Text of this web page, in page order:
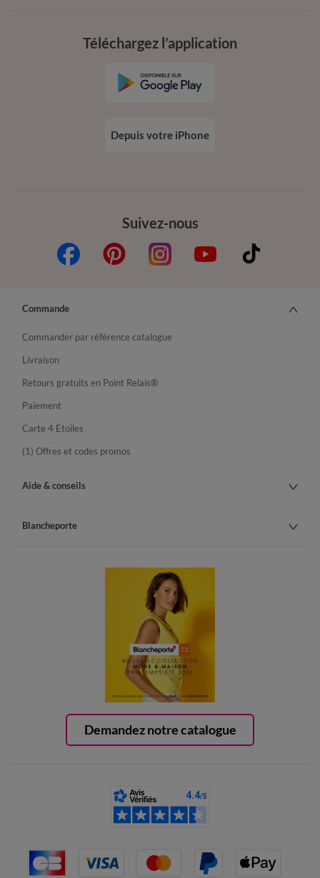
Suivez-nous
Téléchargez l’application
Depuis votre iPhone
Demandez notre catalogue
Commande
Commander par référence catalogue
Livraison
Retours gratuits en Point Relais®
Paiement
Carte 4 Etoiles
(1) Offres et codes promos
Aide & conseils
Blancheporte